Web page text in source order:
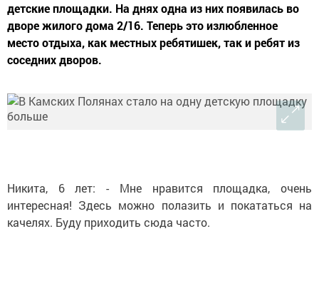
детские площадки. На днях одна из них появилась во
дворе жилого дома 2/16. Теперь это излюбленное
место отдыха, как местных ребятишек, так и ребят из
соседних дворов.
Никита, 6 лет: - Мне нравится площадка, очень
интересная! Здесь можно полазить и покататься на
качелях. Буду приходить сюда часто.